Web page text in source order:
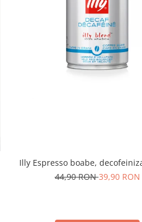
Illy Espresso boabe,
44,90 RON39,90 RON